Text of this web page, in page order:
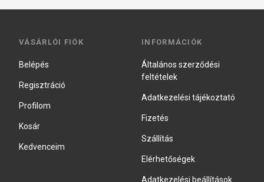
VÁSÁRLÓI FIÓK
Belépés
Regisztráció
Profilom
Kosár
Kedvenceim
INFORMÁCIÓK
Általános szerződési
feltételek
Adatkezelési tájékoztató
Fizetés
Szállítás
Elérhetőségek
Adatkezelési beállítások